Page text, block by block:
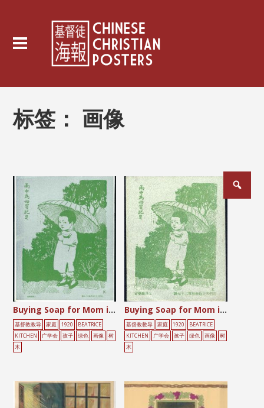
标签： 画像
Buying Soap for Mom in the Rain
基督教教导 家庭 1920
BEATRICE
KITCHEN
广学会 孩子 绿色 画像
树
木
Buying Soap for Mom in the Rain
基督教教导 家庭 1920
BEATRICE
KITCHEN
广学会 孩子 绿色 画像
树
木